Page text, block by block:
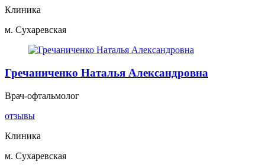
Клиника
м. Сухаревская
Гречаниченко Наталья Александровна
Врач-офтальмолог
отзывы
Клиника
м. Сухаревская